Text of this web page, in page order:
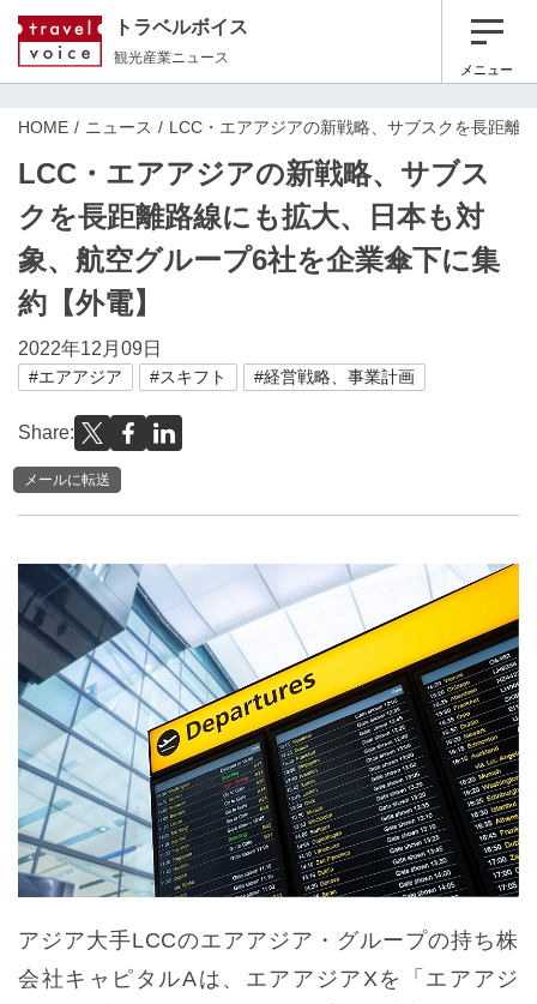
トラベルボイス
観光産業ニュース
メニュー
HOME ニュース LCC・エアアジアの新戦略、サブスクを長距離
LCC・エアアジアの新戦略、サブス
クを長距離路線にも拡大、日本も対
象、航空グループ6社を企業傘下に集
約【外電】
2022年12月09日
#エアアジア #スキフト #経営戦略、事業計画
Share:
メールに転送
アジア大手LCCのエアアジア・グループの持ち株
会社キャピタルAは、エアアジアXを「エアアジ